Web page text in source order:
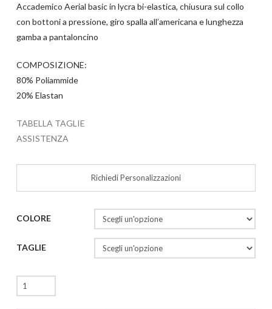
Accademico Aerial basic in lycra bi-elastica, chiusura sul collo
con bottoni a pressione, giro spalla all’americana e lunghezza
gamba a pantaloncino
COMPOSIZIONE:
80% Poliammide
20% Elastan
TABELLA TAGLIE
ASSISTENZA
Richiedi Personalizzazioni
COLORE
TAGLIE
Kris
Short